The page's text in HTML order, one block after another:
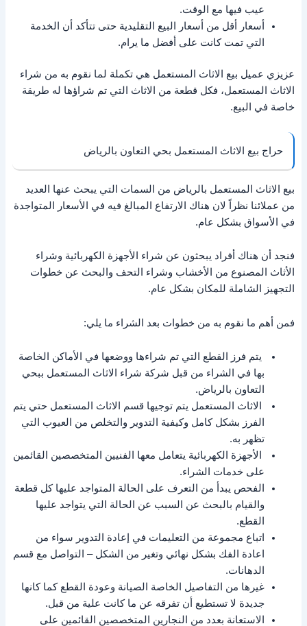
عيب فيها مع الوقت.
أسعار أقل من أسعار البيع التقليدية حتى تتأكد أن الخدمة
التي تمت كانت على أفضل ما يرام.
عزيزي عميل بيع الاثاث المستعمل هي تكملة لما نقوم به من شراء
الاثاث المستعمل، فكل قطعة من الاثاث التي تم شراؤها له طريقة
خاصة في البيع.
حراج بيع الاثاث المستعمل بحي التعاون بالرياض
بيع الاثاث المستعمل بالرياض من السمات التي يبحث عنها العديد
من عملائنا نظراً لان هناك الارتفاع المبالغ فيه في الأسعار المتواجدة
في الأسواق بشكل عام.
فنجد أن هناك أفراد يبحثون عن شراء الأجهزة الكهربائية وشراء
الأثاث المصنوع من الأخشاب وشراء التحف والبحث عن خطوات
التجهيز الشاملة للمكان بشكل عام.
فمن أهم ما نقوم به من خطوات بعد الشراء ما يلي:
يتم فرز القطع التي تم شراءها ووضعها في الأماكن الخاصة
بها في الشراء من قبل شركة شراء الاثاث المستعمل ببحي
التعاون بالرياض.
الاثاث المستعمل يتم توجيها قسم الاثاث المستعمل حتي يتم
الفرز بشكل كامل وكيفية التدوير والتخلص من العيوب التي
تظهر به.
الأجهزة الكهربائية يتعامل معها الفنيين المتخصصين القائمين
على خدمات الشراء.
الفحص يبدأ من التعرف على الحالة المتواجد عليها كل قطعة
والقيام بالبحث عن السبب عن الحالة التي يتواجد عليها
القطع.
اتباع مجموعة من التعليمات في إعادة التدوير سواء من
اعادة الفك بشكل نهائي وتغير من الشكل – التواصل مع قسم
الدهانات.
غيرها من التفاصيل الخاصة الصيانة وعودة القطع كما كانها
جديدة لا تستطيع أن تفرقه عن ما كانت علية من قبل.
الاستعانة بعدد من النجارين المتخصصين القائمين على